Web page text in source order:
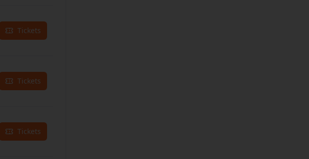
Tickets
Tickets
Tickets